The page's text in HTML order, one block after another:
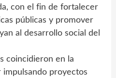
con el fin de fortalecer
públicas y promover
al desarrollo social del
coincidieron en la
impulsando proyectos